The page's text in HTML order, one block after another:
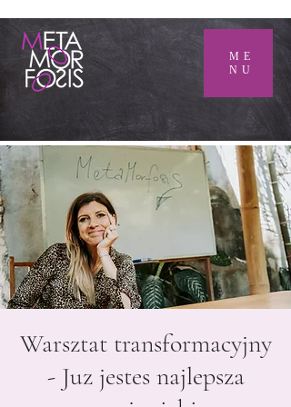
ME
NU
Warsztat transformacyjny
- Juz jestes najlepsza